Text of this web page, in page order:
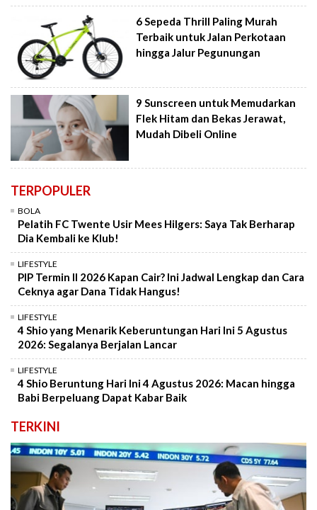
6 Sepeda Thrill Paling Murah
Terbaik untuk Jalan Perkotaan
hingga Jalur Pegunungan
9 Sunscreen untuk Memudarkan
Flek Hitam dan Bekas Jerawat,
Mudah Dibeli Online
TERPOPULER
BOLA
Pelatih FC Twente Usir Mees Hilgers: Saya Tak Berharap
Dia Kembali ke Klub!
LIFESTYLE
PIP Termin II 2026 Kapan Cair? Ini Jadwal Lengkap dan Cara
Ceknya agar Dana Tidak Hangus!
LIFESTYLE
4 Shio yang Menarik Keberuntungan Hari Ini 5 Agustus
2026: Segalanya Berjalan Lancar
LIFESTYLE
4 Shio Beruntung Hari Ini 4 Agustus 2026: Macan hingga
Babi Berpeluang Dapat Kabar Baik
TERKINI